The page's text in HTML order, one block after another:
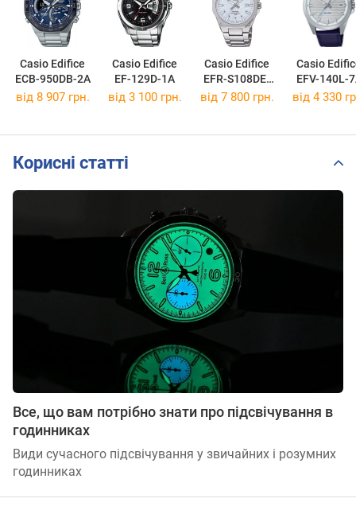
Casio Edifice
ECB-950DB-2A
Casio Edifice
EF-129D-1A
Casio Edifice
EFR-S108DE-
2A
Casio
EFV-140L-
від 8 907 грн. від 3 100 грн. від 7 800 грн. від 4 330
Корисні статті
Все, що вам потрібно знати про підсвічування в
годинниках
Види сучасного підсвічування у звичайних і розумних
годинниках